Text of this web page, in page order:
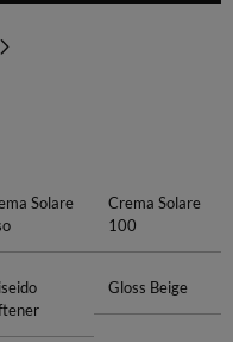
Solare
Crema Solare
100
Gloss Beige